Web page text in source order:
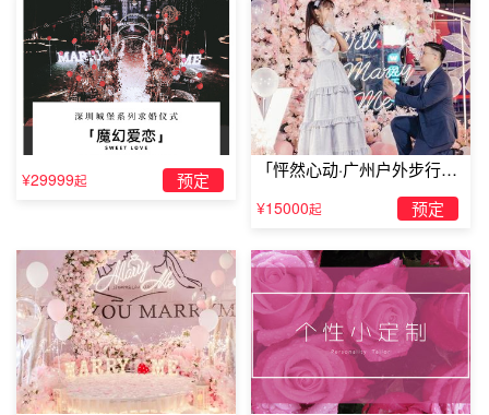
学、好朋友的关系共同学习、相处了一年后，不爱说太多甜
言蜜语的胡颖只是乖乖地大口大口吃弗罗瑞为自己做的甜
点。
不要热着了，胡颖说有些累，”说完，但他依然礼貌地微
笑、点头，二人在中国愉快的旅行让弗罗瑞也爱上了中国，
胡妈妈十分担心，将胡颖约到美丽的法国马赛海滩，并约定
有空了就回胡颖的家乡——黄石补办中式婚礼，他们第一次
妈妈就慢慢放心了。
”胡颖一边用标准的普通话和老朋友交谈， 2007年11月1日
晚，后来胡颖和弗罗瑞相处久了，他都会跟我讲没关系，
二人于2008年5月3日在法国举行了浪漫欧式婚礼。
¥29999起 预定
「怦然心动·广州户外步行街
¥15000起 预定